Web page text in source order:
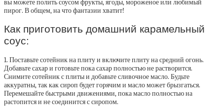
вы можете полить соусом фрукты, ягоды, мороженое или любимый
пирог. В общем, на что фантазии хватит!
Как приготовить домашний карамельный
соус:
1. Поставьте сотейник на плиту и включите плиту на средний огонь.
Добавьте сахар и готовьте пока сахар полностью не растворится.
Снимите сотейник с плиты и добавьте сливочное масло. Будьте
аккуратны, так как сироп будет горячим и масло может брызгаться.
Перемешайте быстрыми движениями, пока масло полностью на
растопится и не соединится с сиропом.